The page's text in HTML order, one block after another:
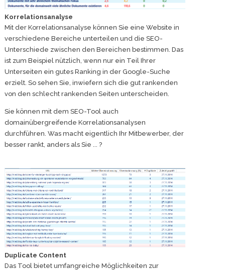
Korrelationsanalyse
Mit der Korrelationsanalyse können Sie eine Website in
verschiedene Bereiche unterteilen und die SEO-
Unterschiede zwischen den Bereichen bestimmen. Das
ist zum Beispiel nützlich, wenn nur ein Teil Ihrer
Unterseiten ein gutes Ranking in der Google-Suche
erzielt. So sehen Sie, inwiefern sich die gut rankenden
von den schlecht rankenden Seiten unterscheiden.
Sie können mit dem SEO-Tool auch
domainübergreifende Korrelationsanalysen
durchführen. Was macht eigentlich Ihr Mitbewerber, der
besser rankt, anders als Sie ... ?
Duplicate Content
Das Tool bietet umfangreiche Möglichkeiten zur